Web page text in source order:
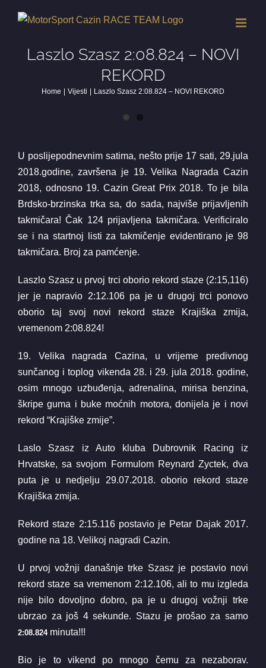
Laszlo Szasz 2:08.824 – NOVI
REKORD
Home Vijesti Laszlo Szasz 2:08.824 – NOVI REKORD
Larger
Image
U poslijepodnevnim satima, nešto prije 17 sati, 29.jula
2018.godine, završena je 19. Velika Nagrada Cazin
2018, odnosno 19. Cazin Great Prix 2018. To je bila
Brdsko-brzinska trka sa, do sada, najviše prijavljenih
takmičara! Čak 124 prijavljena takmičara. Verificiralo
se i na startnoj listi za takmičenje evidentirano je 98
takmičara. Broj za pamćenje.
Laszlo Szasz u prvoj trci oborio rekord staze (2:15,116)
jer je napravio 2:12.106 pa je u drugoj trci ponovo
oborio taj svoj novi rekord staze Krajiška zmija,
vremenom 2:08.824!
19. Velika nagrada Cazina, u vrijeme predivnog
sunčanog i toplog vikenda 28. i 29. jula 2018. godine,
osim mnogo uzbuđenja, adrenalina, mirisa benzina,
škripe guma i buke moćnih motora, donijela je i novi
rekord “Krajiške zmije”.
Laslo Szasz iz Auto kluba Dubrovnik Racing iz
Hrvatske, sa svojom Formulom Reynard Zyctek, dva
puta je u nedjelju 29.07.2018. oborio rekord staze
Krajiška zmija.
Rekord staze 2:15.116 postavio je Petar Dajak 2017.
godine na 18. Velikoj nagradi Cazin.
U prvoj vožnji današnje trke Szasz je postavio novi
rekord staze sa vremenom 2:12.106, ali to mu izgleda
nije bilo dovoljno dobro, pa je u drugoj vožnji trke
ubrzao za još 4 sekunde. Stazu je prošao za samo
2:08.824minuta!!!
Bio je to vikend po mnogo čemu za nezaborav.